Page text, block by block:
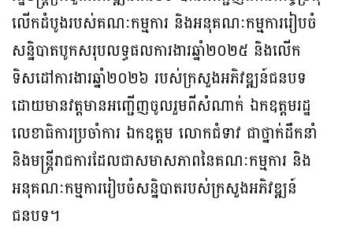
លើកដំបូងរបស់គណៈកម្មការ និងអនុគណៈកម្មការរៀបចំ
សន្និបាតបូកសរុបលទ្ធផលការងារឆ្នាំ២០២៥ និងលើក
ទិសដៅការងារឆ្នាំ២០២៦ របស់ក្រសួងអភិវឌ្ឍន៍ជនបទ
ដោយមានវត្តមានអញ្ជើញចូលរួមពីសំណាក់ ឯកឧត្តមរដ្ឋ
លេខាធិការប្រចាំការ ឯកឧត្តម លោកជំទាវ ជាថ្នាក់ដឹកនាំ
និងមន្ដ្រីរាជការដែលជាសមាសភាពនៃគណៈកម្មការ និង
អនុគណៈកម្មការរៀបចំសន្និបាតរបស់ក្រសួងអភិវឌ្ឍន៍
ជនបទ។